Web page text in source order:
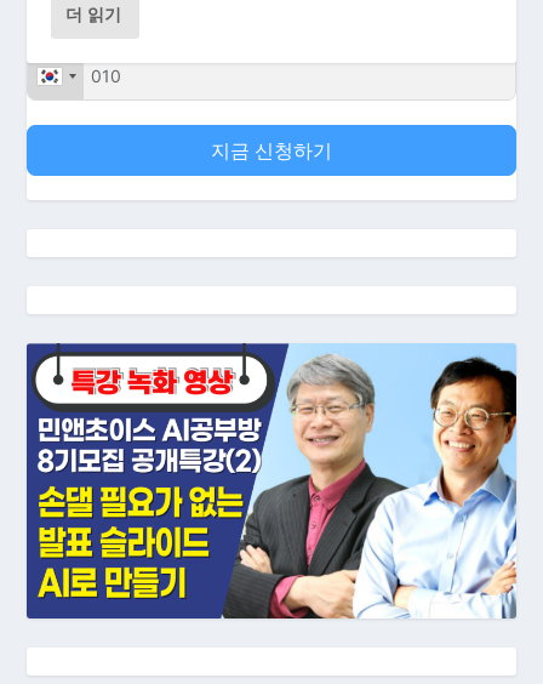
더 읽기
지금 신청하기